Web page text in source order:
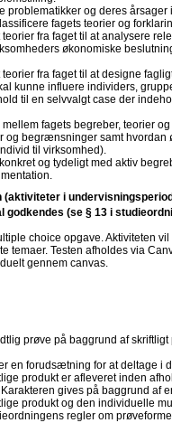
og deres årsager
fagets teorier og
fra faget til at analysere
økonomiske
fra faget til at designe
kunne influere individers,
til en selvvalgt case der
fagets begreber, teorier
og begrænsninger samt
til virksomhed).
og tydeligt med aktiv
i
(se § 13 i
choice opgave. Aktiviteten
temaer. Testen afholdes via
gennem canvas.
prøve på baggrund af skriftligt
en forudsætning for at deltage i
produkt er afleveret inden
Karakteren gives på baggrund af
produkt og den individuelle
regler om